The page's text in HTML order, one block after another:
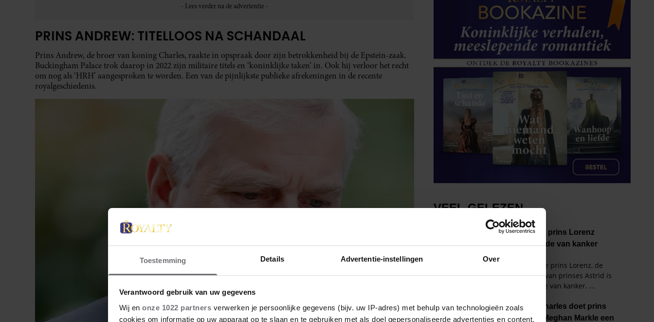
Toestemming Details Advertentie-instellingen Over
Verantwoord gebruik van uw gegevens
Wij en onze 1022 partners verwerken je persoonlijke gegevens (bijv. uw IP-adres) met behulp van technologieën zoals
cookies om informatie op uw apparaat op te slaan en te gebruiken met als doel gepersonaliseerde advertenties en content,
PRINS ANDREW: TITELLOOS NA SCHANDAAL
Prins Andrew, de broer van koning Charles, raakte in opspraak door zijn betrokkenheid bij de Epstein-zaak.
Buckingham Palace trok daarop in 2022 zijn militaire titels en ‘koninklijke taken’ in. Ook hij verloor het recht
om nog als ‘HRH’ aangesproken te worden. Een van de pijnlijkste publieke afrekeningen in de recente
royalgeschiedenis.